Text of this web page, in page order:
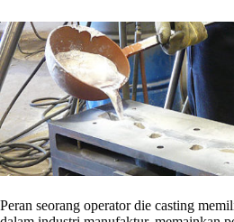
Peran seorang operator die casting